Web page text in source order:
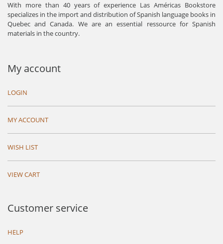
With more than 40 years of experience Las Américas Bookstore
specializes in the import and distribution of Spanish language books in
Quebec and Canada. We are an essential ressource for Spanish
materials in the country.
My account
LOGIN
MY ACCOUNT
WISH LIST
VIEW CART
Customer service
HELP